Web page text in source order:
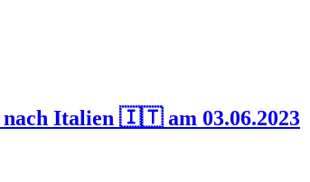
nach Italien 🇮🇹 am 03.06.2023